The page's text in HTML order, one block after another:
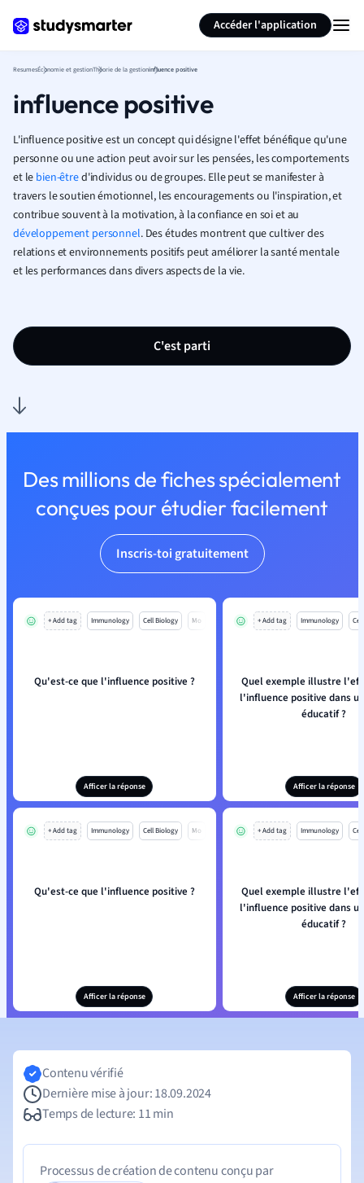
Accéder l'application
ResumesÉconomie et gestionThéorie de la gestioninfluence positive
influence positive
L'influence positive est un concept qui désigne l'effet bénéfique qu'une
personne ou une action peut avoir sur les pensées, les comportements
et le bien-êtred'individus ou de groupes. Elle peut se manifester à
travers le soutien émotionnel, les encouragements ou l'inspiration, et
contribue souvent à la motivation, à la confiance en soi et au
développement personnel. Des études montrent que cultiver des
relations et environnements positifs peut améliorer la santé mentale
et les performances dans divers aspects de la vie.
C'est parti
Des millions de fiches spécialement
conçues pour étudier facilement
Inscris-toi gratuitement
+ Add tag Immunology Cell Biology Mo
Qu'est-ce que l'influence positive ?
Afficer la réponse
+ Add tag Immunology
Quel exemple illustre
l'influence positive dans
éducatif ?
Afficer la réponse
+ Add tag Immunology Cell Biology Mo
Qu'est-ce que l'influence positive ?
Afficer la réponse
+ Add tag Immunology
Quel exemple illustre
l'influence positive dans
éducatif ?
Afficer la réponse
Résumer la page
Contenu vérifié
Dernière mise à jour: 18.09.2024
Temps de lecture: 11 min
Processus de création de contenu conçu par